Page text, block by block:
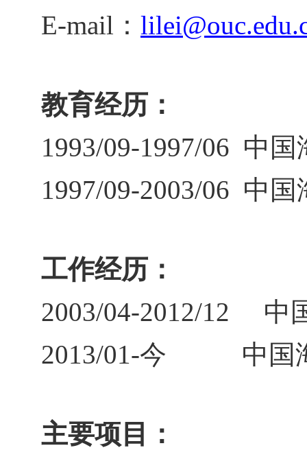
E-mail ：
教育经历：
1993/09-1997/06 中国
1997/09-2003/06 中国
工作经历：
2003/04-2012/12 中
2013/01-今 中国海
主要项目：